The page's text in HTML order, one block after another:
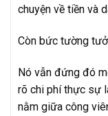
chuyện về tiền và
Còn bức tường
Nó vẫn đứng đó
rõ chi phí thực sự
nằm giữa công